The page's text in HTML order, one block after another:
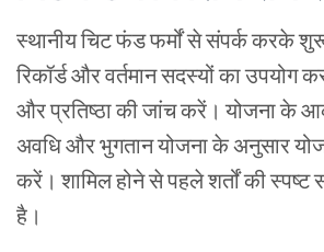
स्थानीय चिट फंड फर्मों से संपर्क करके
रिकॉर्ड और वर्तमान सदस्यों का
और प्रतिष्ठा की जांच करें। योजना के
अवधि और भुगतान योजना के अनुसार
करें। शामिल होने से पहले शर्तों की
है।